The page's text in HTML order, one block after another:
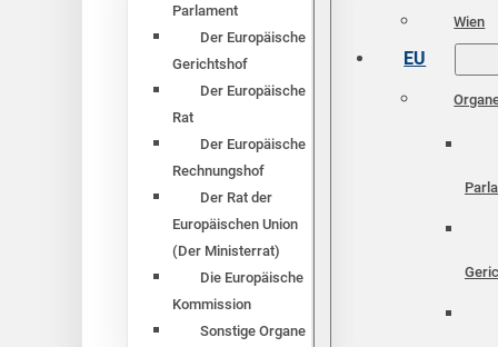
Parlament
Der Europäische
Gerichtshof
Der Europäische
Rat
Der Europäische
Rechnungshof
Der Rat der
Europäischen Union
(Der Ministerrat)
Die Europäische
Kommission
Sonstige Organe
Wien
EU